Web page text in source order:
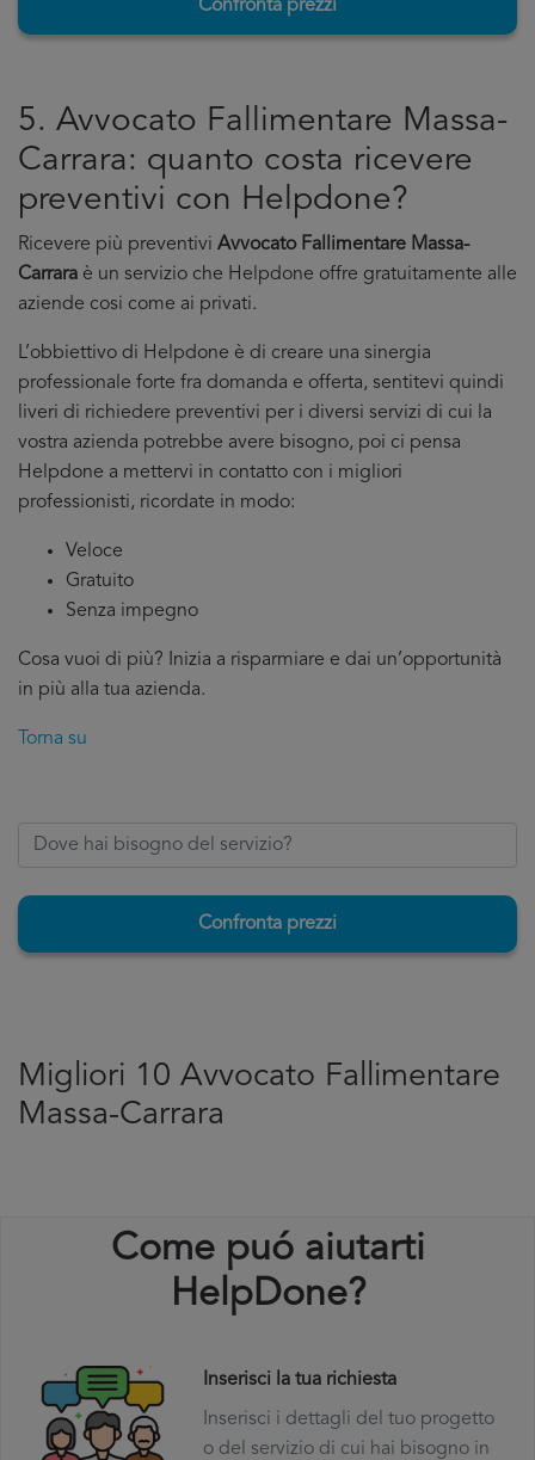
Confronta prezzi
5. Avvocato Fallimentare Massa-
Carrara: quanto costa ricevere
preventivi con Helpdone?
Ricevere più preventivi Avvocato Fallimentare Massa-
Carrara è un servizio che Helpdone offre gratuitamente alle
aziende cosi come ai privati.
L’obbiettivo di Helpdone è di creare una sinergia
professionale forte fra domanda e offerta, sentitevi quindi
liveri di richiedere preventivi per i diversi servizi di cui la
vostra azienda potrebbe avere bisogno, poi ci pensa
Helpdone a mettervi in contatto con i migliori
professionisti, ricordate in modo:
Veloce
Gratuito
Senza impegno
Cosa vuoi di più? Inizia a risparmiare e dai un’opportunità
in più alla tua azienda.
Torna su
Confronta prezzi
Migliori 10 Avvocato Fallimentare
Massa-Carrara
Come puó aiutarti
HelpDone?
Inserisci la tua richiesta
Inserisci i dettagli del tuo progetto
o del servizio di cui hai bisogno in